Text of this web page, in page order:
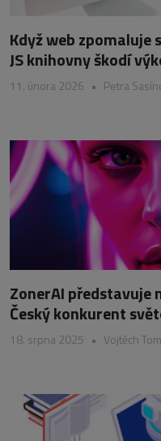
Když web zpomaluje
JS knihovny škodí
11. února 2026 • Petra
ZonerAI představuje
Český konkurent
18. srpna 2025 • Vojtěch